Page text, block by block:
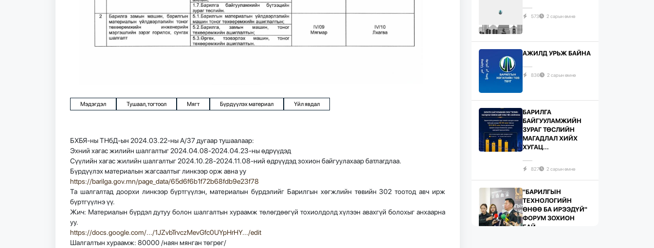
Мэдэгдэл Тушаал, тогтоол Мягт Бүрдүүлэх материал Үйл явдал
БХБЯ-ны ТНбД-ын 2024.03.22-ны А/37 дугаар тушаалаар:
Эхний хагас жилийн шалгалтыг 2024.04.08-2024.04.23-ны өдрүүдэд
Сүүлийн хагас жилийн шалгалтыг 2024.10.28-2024.11.08-ний өдрүүдэд зохион байгуулахаар батлагдлаа.
Бүрдүүлэх материалын жагсаалтыг линкээр орж авна уу
https://barilga.gov.mn/page_data/65d6f6b1f72b68fdb9e23f78
Та шалгалтад доорхи линкээр бүртгүүлэн, материалын бүрдэлийг Барилгын хөгжлийн төвийн 302 тоотод авч ирж
бүртгүүлнэ үү.
Жич: Материалын бүрдэл дутуу болон шалгалтын хураамж төлөгдөөгүй тохиолдолд хүлээн авахгүй болохыг анхаарна
уу.
https://docs.google.com/.../1JZvbTrvczMevGfc0UYpHrHY.../edit
Шалгалтын хураамж: 80000 /наян мянган төгрөг/
573 2 сарын өмнө
АЖИЛД УРЬЖ БАЙНА
836 2 сарын өмнө
БАРИЛГА
БАЙГУУЛАМЖИЙН
ЗУРАГ ТӨСЛИЙН
МАГАДЛАЛ ХИЙХ
ХУГАЦ...
827 2 сарын өмнө
"БАРИЛГЫН
ТЕХНОЛОГИЙН
ӨНӨӨ БА ИРЭЭДҮЙ"
ФОРУМ ЗОХИОН
БАЙ...